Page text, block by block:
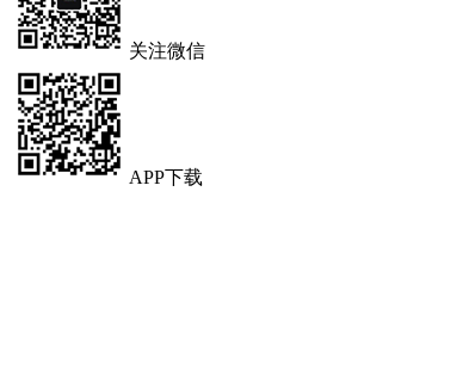
关注微信
APP下载